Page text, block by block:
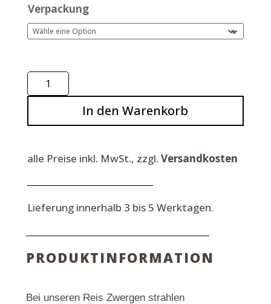
Verpackung
Reis
Zwerge,
Vollkornkekse,
125
Menge
In den Warenkorb
alle Preise inkl. MwSt., zzgl. Versandkosten
Lieferung innerhalb 3 bis 5 Werktagen.
PRODUKTINFORMATION
Bei unseren Reis Zwergen strahlen